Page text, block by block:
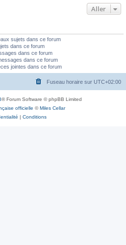
Aller
sujets dans ce forum
dans ce forum
dans ce forum
dans ce forum
jointes dans ce forum
Fuseau horaire sur UTC+02:00
® Forum Software © phpBB Limited
officielle ©Miles Cellar
| Conditions